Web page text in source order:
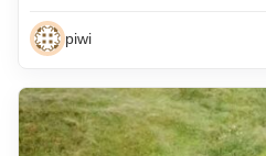
piwi